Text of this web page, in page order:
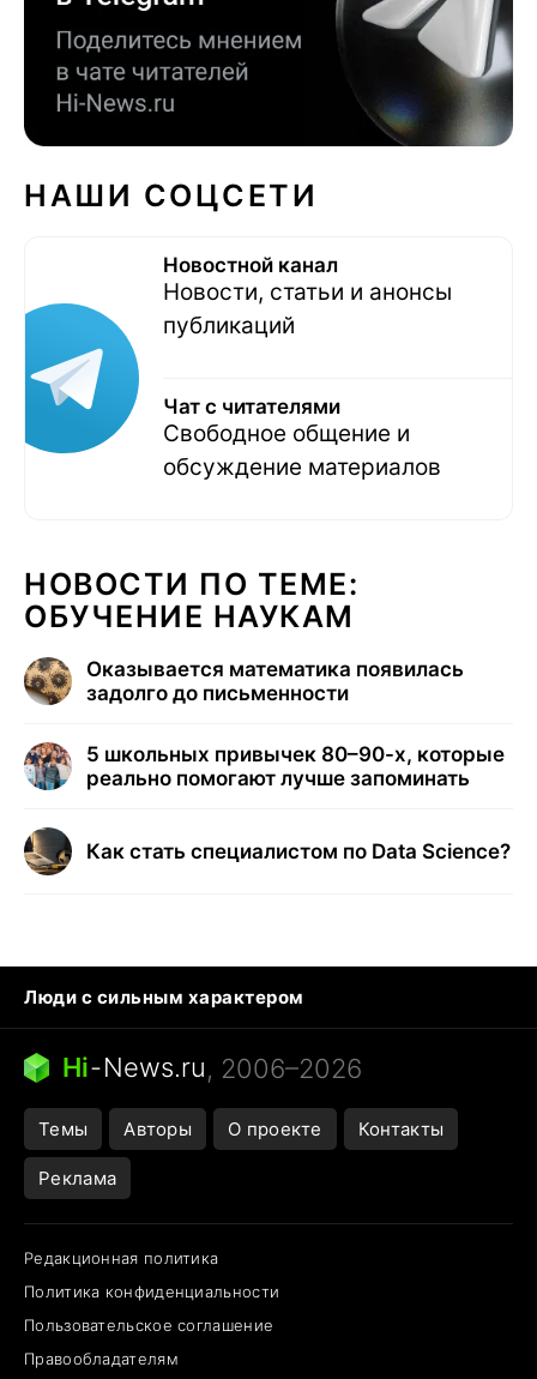
НАШИ СОЦСЕТИ
Новостной канал
Новости, статьи и анонсы
публикаций
Чат с читателями
Свободное общение и
обсуждение материалов
НОВОСТИ ПО ТЕМЕ:
ОБУЧЕНИЕ НАУКАМ
Оказывается математика появилась
задолго до письменности
5 школьных привычек 80–90-х, которые
реально помогают лучше запоминать
Как стать специалистом по Data Science?
Люди с сильным характером
Кошка писает на кровать
Тунцы в океанариуме
Ядовитые пауки России
Города в ядерной войне
Открытие в Google Maps
Hi-News.ru, 2006–2026
Темы Авторы О проекте Контакты
Реклама
Редакционная политика
Политика конфиденциальности
Пользовательское соглашение
Правообладателям